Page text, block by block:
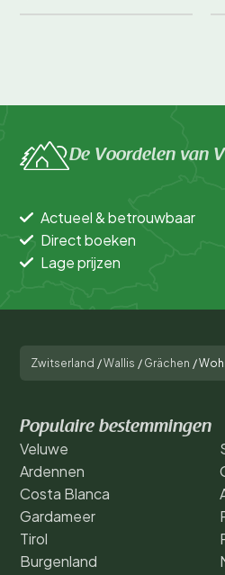
De Voordelen van
Actueel & betrouwbaar
Direct boeken
Lage prijzen
Zwitserland /Wallis / Grächen /
Populaire bestemmingen
Veluwe
Ardennen
Costa Blanca
Gardameer
Tirol
Burgenland